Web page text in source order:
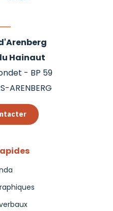
Hainaut
- BP 59
ARENBERG